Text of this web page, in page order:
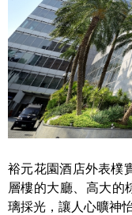
裕元花園酒店外表樸
層樓的大廳、高大的
璃採光，讓人心曠神怡